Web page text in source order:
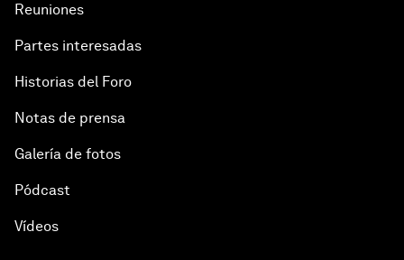
Reuniones
Partes interesadas
Historias del Foro
Notas de prensa
Galería de fotos
Pódcast
Vídeos